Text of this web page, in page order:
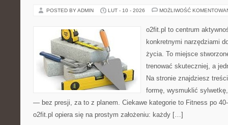
POSTED BY ADMIN LUT - 10 - 2026 MOŻLIWOŚĆ
o2fit.pl to centrum
konkretnymi narzędziami
życia. To miejsce
trenować skuteczniej, a
Na stronie znajdziesz
formę, wysmuklić
— bez presji, za to z planem. Ciekawe kategorie to Fitness po
o2fit.pl opiera się na prostym założeniu: każdy […]